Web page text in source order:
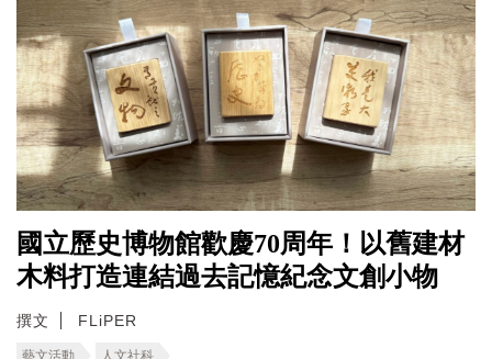
國立歷史博物館歡慶70周年！以舊建材
木料打造連結過去記憶紀念文創小物
撰文 FLiPER
藝文活動 人文社科